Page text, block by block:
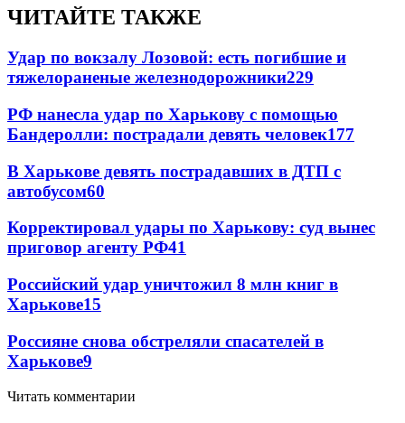
ЧИТАЙТЕ ТАКЖЕ
Удар по вокзалу Лозовой: есть погибшие и
тяжелораненые железнодорожники229
РФ нанесла удар по Харькову с помощью
Бандеролли: пострадали девять человек177
В Харькове девять пострадавших в ДТП с
автобусом60
Корректировал удары по Харькову: суд вынес
приговор агенту РФ41
Российский удар уничтожил 8 млн книг в
Харькове15
Россияне снова обстреляли спасателей в
Харькове9
Читать комментарии